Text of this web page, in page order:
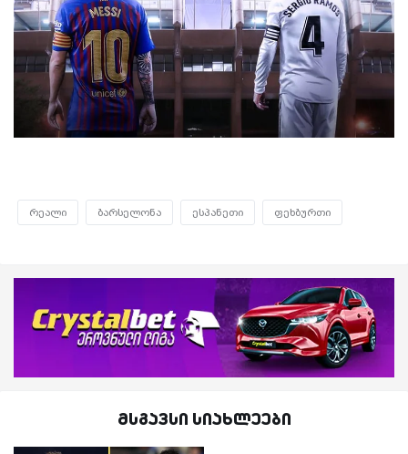
რეალი ბარსელონა ესპანეთი ფეხბურთი
მსგავსი სიახლეები